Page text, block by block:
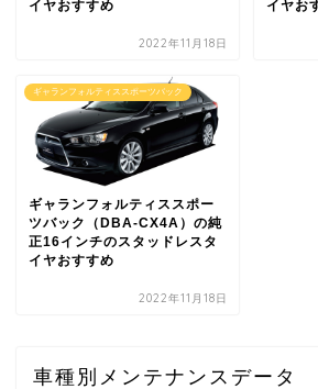
イヤおすすめ
2022年11月18日
イヤお
ギャランフォルティススポーツバック
ギャランフォルティススポー
ツバック（DBA-CX4A）の純
正16インチのスタッドレスタ
イヤおすすめ
2022年11月18日
車種別メンテナンスデータ